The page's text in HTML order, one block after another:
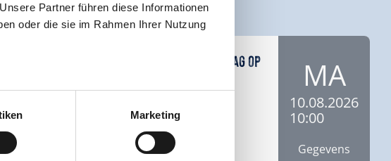
Partner führen diese Informationen
oder die sie im Rahmen Ihrer Nutzung
Marketing
Tiroler Familiennester
Family Aktiv - Belevenisdag op
music pavilion
MA
10.08.2026
10:00
Gegevens